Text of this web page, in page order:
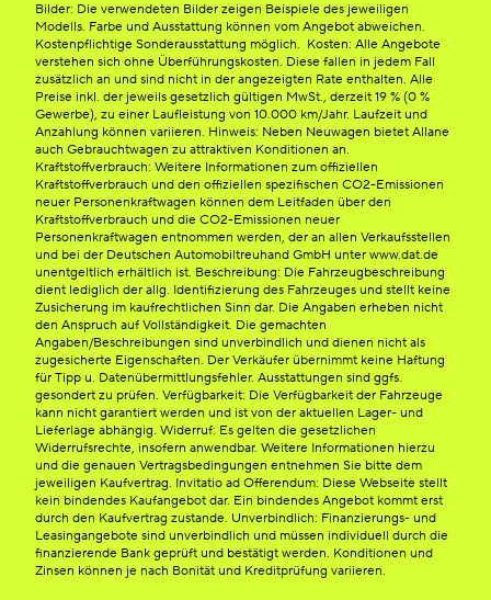
Bilder: Die verwendeten Bilder zeigen Beispiele des jeweiligen
Modells. Farbe und Ausstattung können vom Angebot abweichen.
Kostenpflichtige Sonderausstattung möglich. Kosten: Alle Angebote
verstehen sich ohne Überführungskosten. Diese fallen in jedem Fall
zusätzlich an und sind nicht in der angezeigten Rate enthalten. Alle
Preise inkl. der jeweils gesetzlich gültigen MwSt., derzeit 19 % (0 %
Gewerbe), zu einer Laufleistung von 10.000 km/Jahr. Laufzeit und
Anzahlung können variieren. Hinweis: Neben Neuwagen bietet Allane
auch Gebrauchtwagen zu attraktiven Konditionen an.
Kraftstoffverbrauch: Weitere Informationen zum offiziellen
Kraftstoffverbrauch und den offiziellen spezifischen CO2-Emissionen
neuer Personenkraftwagen können dem Leitfaden über den
Kraftstoffverbrauch und die CO2-Emissionen neuer
Personenkraftwagen entnommen werden, der an allen Verkaufsstellen
und bei der Deutschen Automobiltreuhand GmbH unter www.dat.de
unentgeltlich erhältlich ist. Beschreibung: Die Fahrzeugbeschreibung
dient lediglich der allg. Identifizierung des Fahrzeuges und stellt keine
Zusicherung im kaufrechtlichen Sinn dar. Die Angaben erheben nicht
den Anspruch auf Vollständigkeit. Die gemachten
Angaben/Beschreibungen sind unverbindlich und dienen nicht als
zugesicherte Eigenschaften. Der Verkäufer übernimmt keine Haftung
für Tipp u. Datenübermittlungsfehler. Ausstattungen sind ggfs.
gesondert zu prüfen. Verfügbarkeit: Die Verfügbarkeit der Fahrzeuge
kann nicht garantiert werden und ist von der aktuellen Lager- und
Lieferlage abhängig. Widerruf: Es gelten die gesetzlichen
Widerrufsrechte, insofern anwendbar. Weitere Informationen hierzu
und die genauen Vertragsbedingungen entnehmen Sie bitte dem
jeweiligen Kaufvertrag. Invitatio ad Offerendum: Diese Webseite stellt
kein bindendes Kaufangebot dar. Ein bindendes Angebot kommt erst
durch den Kaufvertrag zustande. Unverbindlich: Finanzierungs- und
Leasingangebote sind unverbindlich und müssen individuell durch die
finanzierende Bank geprüft und bestätigt werden. Konditionen und
Zinsen können je nach Bonität und Kreditprüfung variieren.